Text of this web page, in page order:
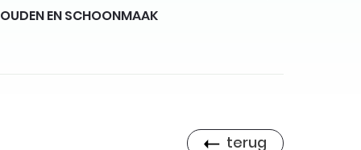
EN SCHOONMAAK
terug